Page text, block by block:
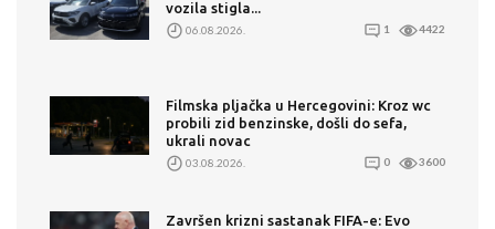
vozila stigla...
06.08.2026. 1 4422
Filmska pljačka u Hercegovini: Kroz wc
probili zid benzinske, došli do sefa,
ukrali novac
03.08.2026. 0 3600
Završen krizni sastanak FIFA-e: Evo